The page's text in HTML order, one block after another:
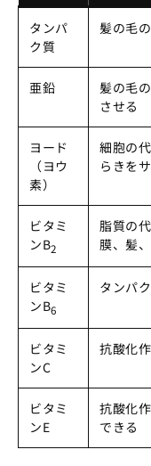
タンパ
ク質
髪の毛
亜鉛
髪の毛
させる
ヨード
（ヨウ
素）
細胞の
らきを
ビタミ
ンB2
脂質の
膜、髪
ビタミ
ンB6
タンパ
ビタミ
ンC
抗酸化
ビタミ
ンE
抗酸化
できる